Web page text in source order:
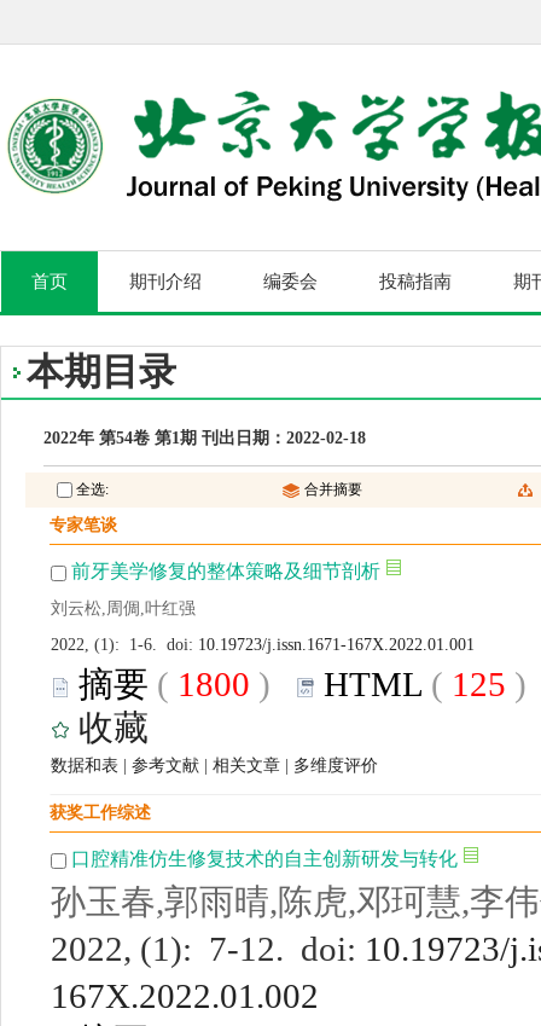
首页 期刊介绍 编委会 投稿指南 期
本期目录
2022年 第54卷 第1期 刊出日期：2022-02-18
全选: 合并摘要
专家笔谈
前牙美学修复的整体策略及细节剖析
刘云松,周倜,叶红强
2022, (1): 1-6. doi: 10.19723/j.issn.1671-167X.2022.01.001
摘要 ( 1800 ) HTML ( 125
收藏
数据和表 参考文献 相关文章 多维度评价
获奖工作综述
口腔精准仿生修复技术的自主创新研发与转化
孙玉春,郭雨晴,陈虎,邓珂慧,李
2022, (1): 7-12. doi: 10.19723/
167X.2022.01.002